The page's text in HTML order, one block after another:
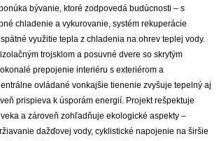
bývanie, ktoré zodpovedá budúcnosti – s
chladenie a vykurovanie, systém rekuperácie
využitie tepla z chladenia na ohrev teplej vody.
trojsklom a posuvné dvere so skrytým
prepojenie interiéru s exteriérom a
ovládané vonkajšie tienenie zvyšuje tepelný aj
prispieva k úsporám energií. Projekt rešpektuje
a zároveň zohľadňuje ekologické aspekty –
dažďovej vody, cyklistické napojenie na širšie